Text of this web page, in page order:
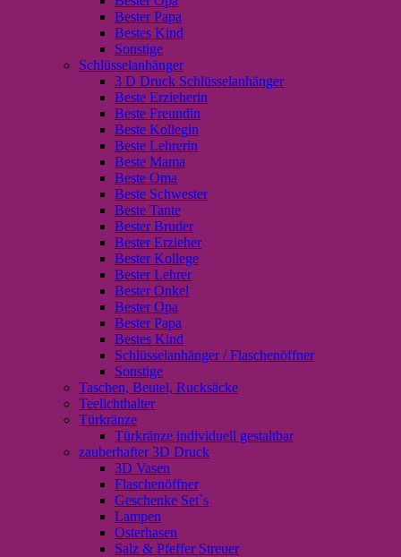
Bester Papa
Bestes Kind
Sonstige
Schlüsselanhänger
3 D Druck Schlüsselanhänger
Beste Erzieherin
Beste Freundin
Beste Kollegin
Beste Lehrerin
Beste Mama
Beste Oma
Beste Schwester
Beste Tante
Bester Bruder
Bester Erzieher
Bester Kollege
Bester Lehrer
Bester Onkel
Bester Opa
Bester Papa
Bestes Kind
Schlüsselanhänger / Flaschenöffner
Sonstige
Taschen, Beutel, Rucksäcke
Teelichthalter
Türkränze
Türkränze individuell gestaltbar
zauberhafter 3D Druck
3D Vasen
Flaschenöffner
Geschenke Set`s
Lampen
Osterhasen
Salz & Pfeffer Streuer